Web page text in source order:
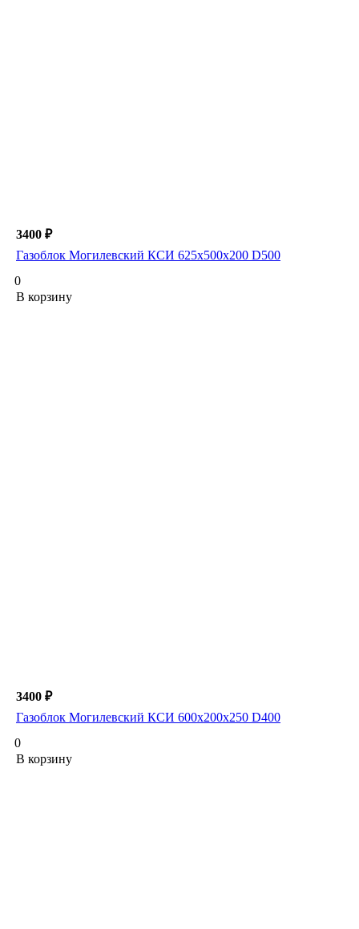
3400 ₽
Газоблок Могилевский КСИ 625х500х200 D500
0
В корзину
3400 ₽
Газоблок Могилевский КСИ 600х200х250 D400
0
В корзину